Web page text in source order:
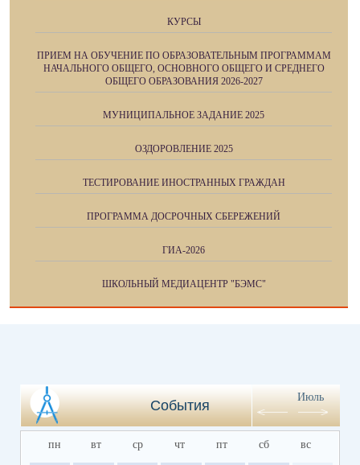
КУРСЫ
ПРИЕМ НА ОБУЧЕНИЕ ПО ОБРАЗОВАТЕЛЬНЫМ ПРОГРАММАМ
НАЧАЛЬНОГО ОБЩЕГО, ОСНОВНОГО ОБЩЕГО И СРЕДНЕГО
ОБЩЕГО ОБРАЗОВАНИЯ 2026-2027
МУНИЦИПАЛЬНОЕ ЗАДАНИЕ 2025
ОЗДОРОВЛЕНИЕ 2025
ТЕСТИРОВАНИЕ ИНОСТРАННЫХ ГРАЖДАН
ПРОГРАММА ДОСРОЧНЫХ СБЕРЕЖЕНИЙ
ГИА-2026
ШКОЛЬНЫЙ МЕДИАЦЕНТР "БЭМС"
События
Июль
пн вт ср чт пт сб вс